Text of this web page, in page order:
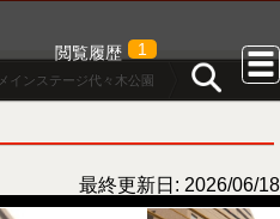
閲覧履歴 1
メインステージ代々木公園
最終更新日: 2026/06/18